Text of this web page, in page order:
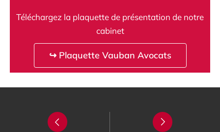
Téléchargez la plaquette de présentation de notre
cabinet
↪ Plaquette Vauban Avocats